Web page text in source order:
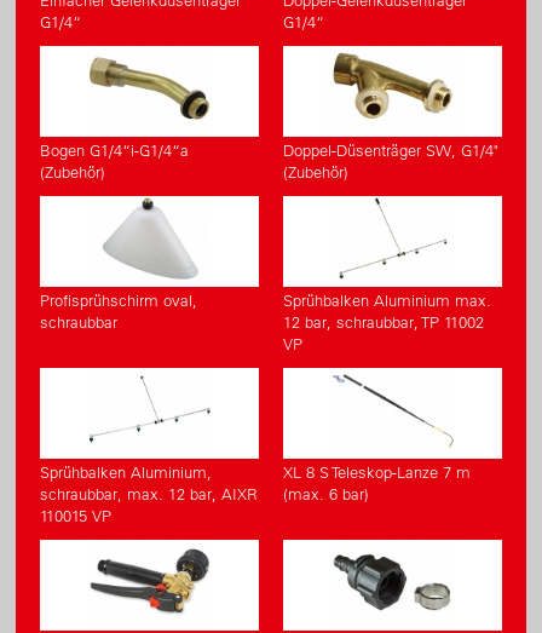
G1/4“
G1/4“
Bogen G1/4“i-G1/4“a
(Zubehör)
Doppel-Düsenträger SW, G1/4"
(Zubehör)
Profisprühschirm oval,
schraubbar
Sprühbalken Aluminium max.
12 bar, schraubbar, TP 11002
VP
Sprühbalken Aluminium,
schraubbar, max. 12 bar, AIXR
110015 VP
XL 8 S Teleskop-Lanze 7 m
(max. 6 bar)